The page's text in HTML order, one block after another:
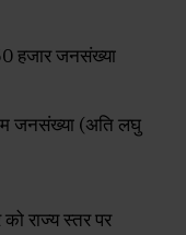
हजार जनसंख्या
जनसंख्या (अति लघु
राज्य स्तर पर